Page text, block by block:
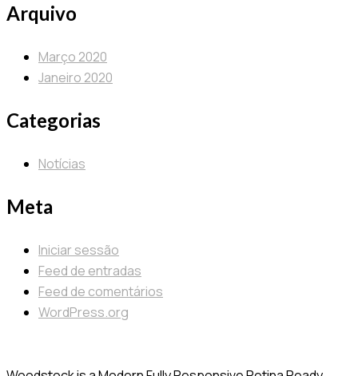
Arquivo
Março 2020
Janeiro 2020
Categorias
Notícias
Meta
Iniciar sessão
Feed de entradas
Feed de comentários
WordPress.org